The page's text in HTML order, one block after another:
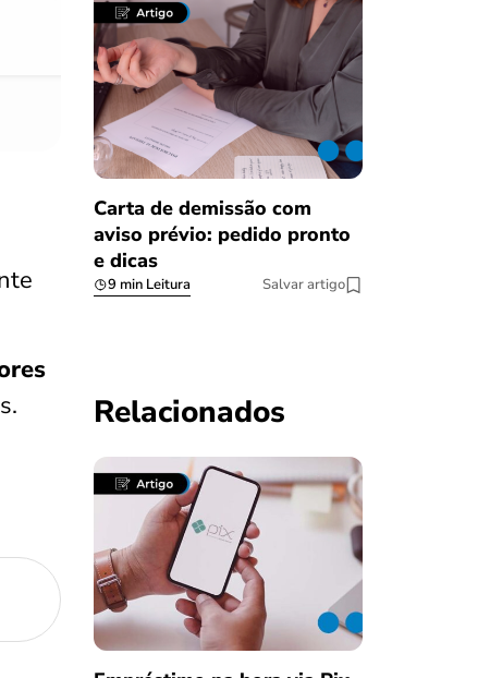
08/03/2023
Carta de demissão com
aviso prévio: pedido pronto
e dicas
9 min Leitura Salvar artigo
Relacionados